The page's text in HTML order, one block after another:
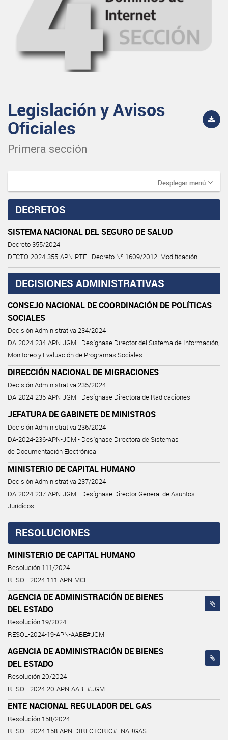
Legislación y Avisos
Oficiales
Primera sección
Desplegar menú
DECRETOS
SISTEMA NACIONAL DEL SEGURO DE SALUD
Decreto 355/2024
DECTO-2024-355-APN-PTE - Decreto Nº 1609/2012. Modificación.
DECISIONES ADMINISTRATIVAS
CONSEJO NACIONAL DE COORDINACIÓN DE POLÍTICAS
SOCIALES
Decisión Administrativa 234/2024
DA-2024-234-APN-JGM - Desígnase Director del Sistema de Información,
Monitoreo y Evaluación de Programas Sociales.
DIRECCIÓN NACIONAL DE MIGRACIONES
Decisión Administrativa 235/2024
DA-2024-235-APN-JGM - Desígnase Directora de Radicaciones.
JEFATURA DE GABINETE DE MINISTROS
Decisión Administrativa 236/2024
DA-2024-236-APN-JGM - Desígnase Directora de Sistemas
de Documentación Electrónica.
MINISTERIO DE CAPITAL HUMANO
Decisión Administrativa 237/2024
DA-2024-237-APN-JGM - Desígnase Director General de Asuntos
Jurídicos.
RESOLUCIONES
MINISTERIO DE CAPITAL HUMANO
Resolución 111/2024
RESOL-2024-111-APN-MCH
AGENCIA DE ADMINISTRACIÓN DE BIENES
DEL ESTADO
Resolución 19/2024
RESOL-2024-19-APN-AABE#JGM
AGENCIA DE ADMINISTRACIÓN DE BIENES
DEL ESTADO
Resolución 20/2024
RESOL-2024-20-APN-AABE#JGM
ENTE NACIONAL REGULADOR DEL GAS
Resolución 158/2024
RESOL-2024-158-APN-DIRECTORIO#ENARGAS